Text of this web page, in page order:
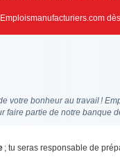
votre bonheur au travail !
faire partie de notre banque
; tu seras responsable de